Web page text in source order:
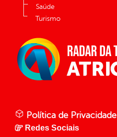
Saúde
Turismo
Política de Privacidade
Redes Sociais